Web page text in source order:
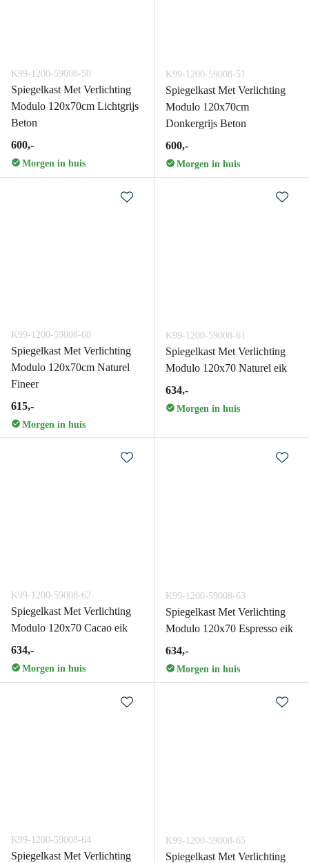
K99-1200-59008-50
Spiegelkast Met Verlichting
Modulo 120x70cm Lichtgrijs
Beton
600,-
Morgen in huis
K99-1200-59008-51
Spiegelkast Met Verlichting
Modulo 120x70cm
Donkergrijs Beton
600,-
Morgen in huis
K99-1200-59008-60
Spiegelkast Met Verlichting
Modulo 120x70cm Naturel
Fineer
615,-
Morgen in huis
K99-1200-59008-61
Spiegelkast Met Verlichting
Modulo 120x70 Naturel eik
634,-
Morgen in huis
K99-1200-59008-62
Spiegelkast Met Verlichting
Modulo 120x70 Cacao eik
634,-
Morgen in huis
K99-1200-59008-63
Spiegelkast Met Verlichting
Modulo 120x70 Espresso eik
634,-
Morgen in huis
K99-1200-59008-64
Spiegelkast Met Verlichting
K99-1200-59008-65
Spiegelkast Met Verlichting